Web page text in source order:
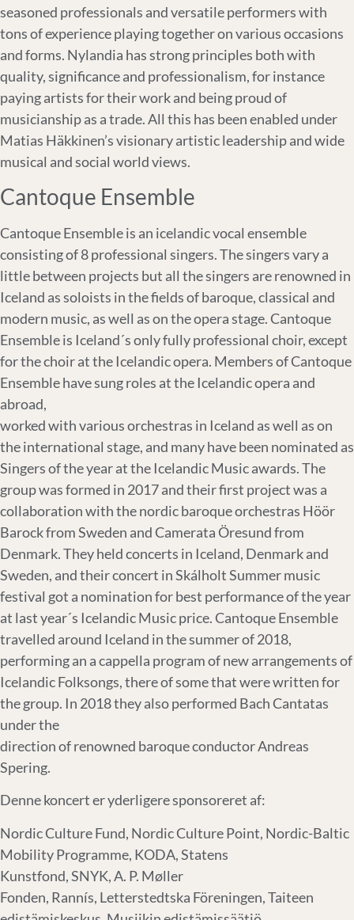
seasoned professionals and versatile performers with
tons of experience playing together on various occasions
and forms. Nylandia has strong principles both with
quality, significance and professionalism, for instance
paying artists for their work and being proud of
musicianship as a trade. All this has been enabled under
Matias Häkkinen’s visionary artistic leadership and wide
musical and social world views.
Cantoque Ensemble
Cantoque Ensemble is an icelandic vocal ensemble
consisting of 8 professional singers. The singers vary a
little between projects but all the singers are renowned in
Iceland as soloists in the fields of baroque, classical and
modern music, as well as on the opera stage. Cantoque
Ensemble is Iceland´s only fully professional choir, except
for the choir at the Icelandic opera. Members of Cantoque
Ensemble have sung roles at the Icelandic opera and
abroad,
worked with various orchestras in Iceland as well as on
the international stage, and many have been nominated as
Singers of the year at the Icelandic Music awards. The
group was formed in 2017 and their first project was a
collaboration with the nordic baroque orchestras Höör
Barock from Sweden and Camerata Öresund from
Denmark. They held concerts in Iceland, Denmark and
Sweden, and their concert in Skálholt Summer music
festival got a nomination for best performance of the year
at last year´s Icelandic Music price. Cantoque Ensemble
travelled around Iceland in the summer of 2018,
performing an a cappella program of new arrangements of
Icelandic Folksongs, there of some that were written for
the group. In 2018 they also performed Bach Cantatas
under the
direction of renowned baroque conductor Andreas
Spering.
Denne koncert er yderligere sponsoreret af:
Nordic Culture Fund, Nordic Culture Point, Nordic-Baltic
Mobility Programme, KODA, Statens
Kunstfond, SNYK, A. P. Møller
Fonden, Rannís, Letterstedtska Föreningen, Taiteen